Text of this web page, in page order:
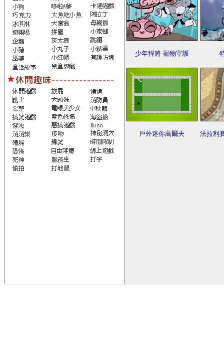
少年悍將-寵物守護
戶外迷你高爾夫 法拉利